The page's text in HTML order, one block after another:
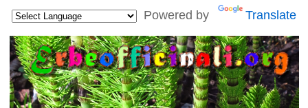
Powered by Translate